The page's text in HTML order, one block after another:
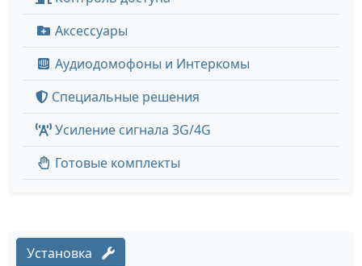
Аксессуары
Аудиодомофоны и Интеркомы
Специальные решения
Усиление сигнала 3G/4G
Готовые комплекты
Установка